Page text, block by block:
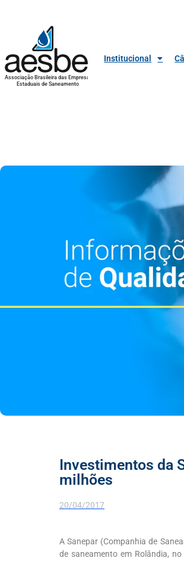
Associação Brasileira das Empresas
Estaduais de Saneamento
Institucional
Investimentos da
milhões
20/04/2017
A Sanepar (Companhia de
de saneamento em Rolândia,